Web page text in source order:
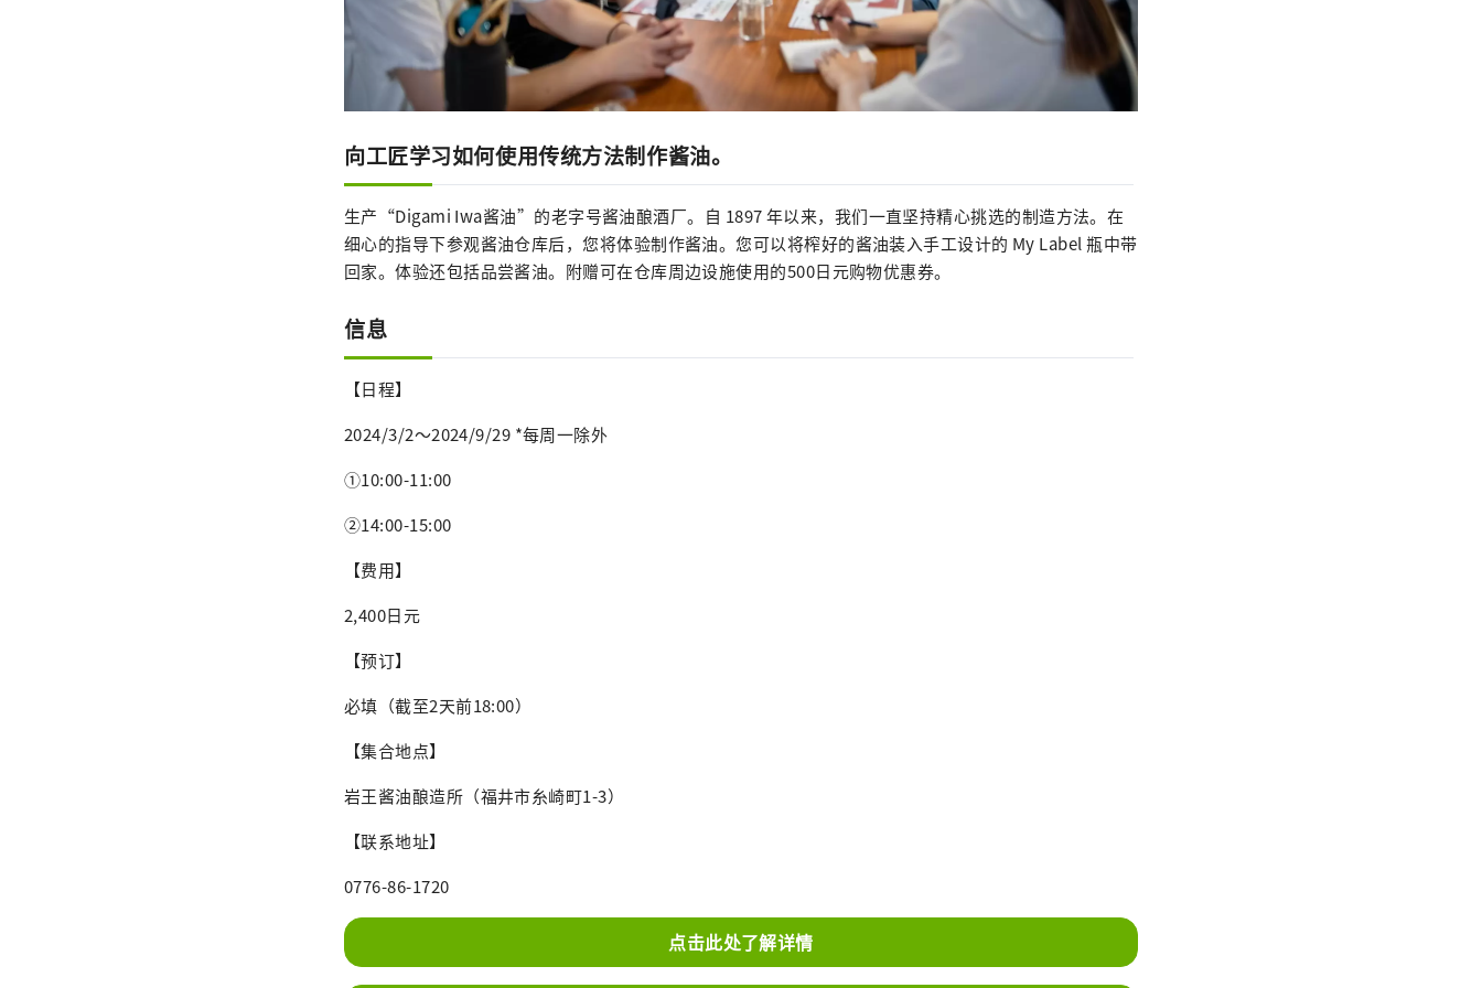
向工匠学习如何使用传统方法制作酱油。
生产“Digami Iwa酱油”的老字号酱油酿酒厂。自 1897 年以来，我们一直坚持精心挑选的制造方法。在
细心的指导下参观酱油仓库后，您将体验制作酱油。您可以将榨好的酱油装入手工设计的 My Label 瓶中带
回家。体验还包括品尝酱油。附赠可在仓库周边设施使用的500日元购物优惠券。
信息
【日程】
2024/3/2～2024/9/29 *每周一除外
①10:00-11:00
②14:00-15:00
【费用】
2,400日元
【预订】
必填（截至2天前18:00）
【集合地点】
岩王酱油酿造所（福井市糸崎町1-3）
【联系地址】
0776-86-1720
点击此处了解详情